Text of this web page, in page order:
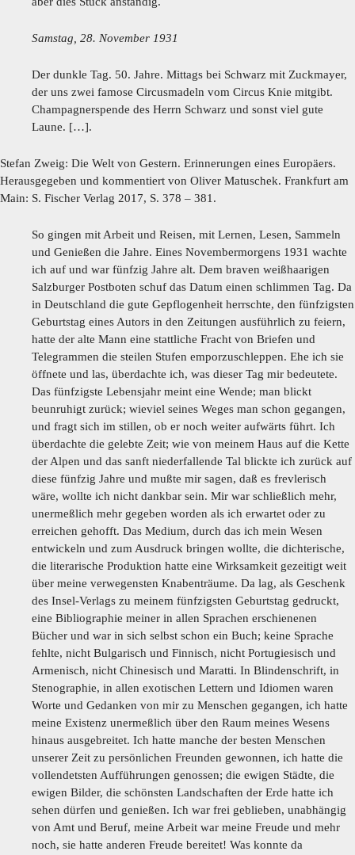
Samstag, 28. November 1931
Der dunkle Tag. 50. Jahre. Mittags bei Schwarz mit Zuckmayer,
der uns zwei famose Circusmadeln vom Circus Knie mitgibt.
Champagnerspende des Herrn Schwarz und sonst viel gute
Laune. […].
Stefan Zweig: Die Welt von Gestern. Erinnerungen eines Europäers.
Herausgegeben und kommentiert von Oliver Matuschek. Frankfurt am
Main: S. Fischer Verlag 2017, S. 378 – 381.
So gingen mit Arbeit und Reisen, mit Lernen, Lesen, Sammeln
und Genießen die Jahre. Eines Novembermorgens 1931 wachte
ich auf und war fünfzig Jahre alt. Dem braven weißhaarigen
Salzburger Postboten schuf das Datum einen schlimmen Tag. Da
in Deutschland die gute Gepflogenheit herrschte, den fünfzigsten
Geburtstag eines Autors in den Zeitungen ausführlich zu feiern,
hatte der alte Mann eine stattliche Fracht von Briefen und
Telegrammen die steilen Stufen emporzuschleppen. Ehe ich sie
öffnete und las, überdachte ich, was dieser Tag mir bedeutete.
Das fünfzigste Lebensjahr meint eine Wende; man blickt
beunruhigt zurück; wieviel seines Weges man schon gegangen,
und fragt sich im stillen, ob er noch weiter aufwärts führt. Ich
überdachte die gelebte Zeit; wie von meinem Haus auf die Kette
der Alpen und das sanft niederfallende Tal blickte ich zurück auf
diese fünfzig Jahre und mußte mir sagen, daß es frevlerisch
wäre, wollte ich nicht dankbar sein. Mir war schließlich mehr,
unermeßlich mehr gegeben worden als ich erwartet oder zu
erreichen gehofft. Das Medium, durch das ich mein Wesen
entwickeln und zum Ausdruck bringen wollte, die dichterische,
die literarische Produktion hatte eine Wirksamkeit gezeitigt weit
über meine verwegensten Knabenträume. Da lag, als Geschenk
des Insel-Verlags zu meinem fünfzigsten Geburtstag gedruckt,
eine Bibliographie meiner in allen Sprachen erschienenen
Bücher und war in sich selbst schon ein Buch; keine Sprache
fehlte, nicht Bulgarisch und Finnisch, nicht Portugiesisch und
Armenisch, nicht Chinesisch und Maratti. In Blindenschrift, in
Stenographie, in allen exotischen Lettern und Idiomen waren
Worte und Gedanken von mir zu Menschen gegangen, ich hatte
meine Existenz unermeßlich über den Raum meines Wesens
hinaus ausgebreitet. Ich hatte manche der besten Menschen
unserer Zeit zu persönlichen Freunden gewonnen, ich hatte die
vollendetsten Aufführungen genossen; die ewigen Städte, die
ewigen Bilder, die schönsten Landschaften der Erde hatte ich
sehen dürfen und genießen. Ich war frei geblieben, unabhängig
von Amt und Beruf, meine Arbeit war meine Freude und mehr
noch, sie hatte anderen Freude bereitet! Was konnte da